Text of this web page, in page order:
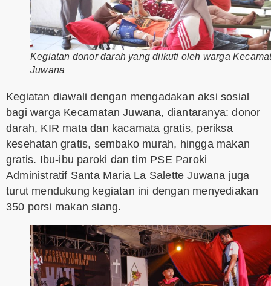
Kegiatan donor darah yang diikuti oleh warga
Juwana
Kegiatan diawali dengan mengadakan aksi sosial
bagi warga Kecamatan Juwana, diantaranya: donor
darah, KIR mata dan kacamata gratis, periksa
kesehatan gratis, sembako murah, hingga makan
gratis. Ibu-ibu paroki dan tim PSE Paroki
Administratif Santa Maria La Salette Juwana juga
turut mendukung kegiatan ini dengan menyediakan
350 porsi makan siang.